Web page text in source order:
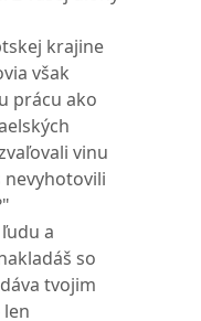
krajine
však
prácu ako
vinu
nevyhotovili
a
so
tvojim